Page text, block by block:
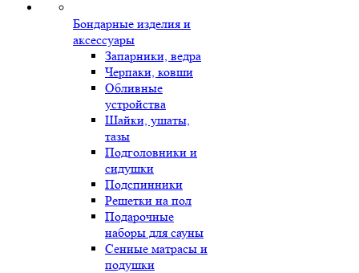
Бондарные изделия и
аксессуары
Запарники, ведра
Черпаки, ковши
Обливные
устройства
Шайки, ушаты,
тазы
Подголовники и
сидушки
Подспинники
Решетки на пол
Подарочные
наборы для сауны
Сенные матрасы и
подушки